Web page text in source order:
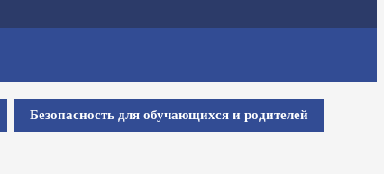
Безопасность для обучающихся и родителей